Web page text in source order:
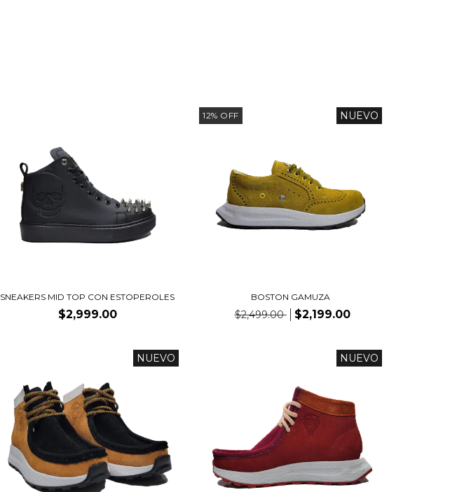
SNEAKERS MID TOP CON ESTOPEROLES
$2,999.00
12% OFF NUEVO
BOSTON GAMUZA
$2,499.00 $2,199.00
NUEVO NUEVO